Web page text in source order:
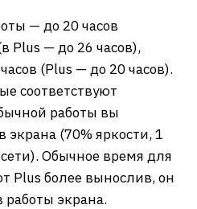
— до 20 часов
Plus — до 26 часов),
(Plus — до 20 часов).
соответствуют
работы вы
экрана (70% яркости, 1
Обычное время для
Plus более вынослив, он
работы экрана.